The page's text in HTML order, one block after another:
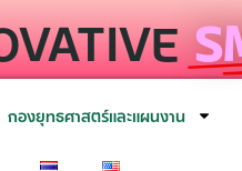
กองยุทธศาสตร์และแผนงาน